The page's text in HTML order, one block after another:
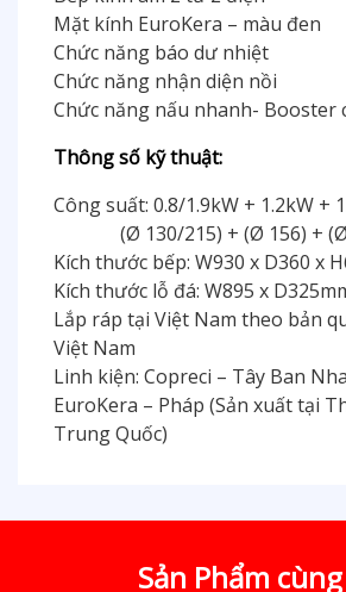
Mặt kính EuroKera – màu đen
Chức năng báo dư nhiệt
Chức năng nhận diện nồi
Chức năng nấu nhanh- Booster
Thông số kỹ thuật:
Công suất: 0.8/1.9kW + 1.2kW +
(Ø 130/215) + (Ø 156) + (Ø
Kích thước bếp: W930 x D360 x
Kích thước lỗ đá: W895 x
Lắp ráp tại Việt Nam theo bản
Việt Nam
Linh kiện: Copreci – Tây Ban
EuroKera – Pháp (Sản xuất tại
Trung Quốc)
Sản Phẩm